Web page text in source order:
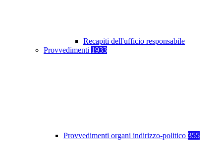
Recapiti dell'ufficio responsabile
Provvedimenti 1933
Provvedimenti organi indirizzo-politico 355